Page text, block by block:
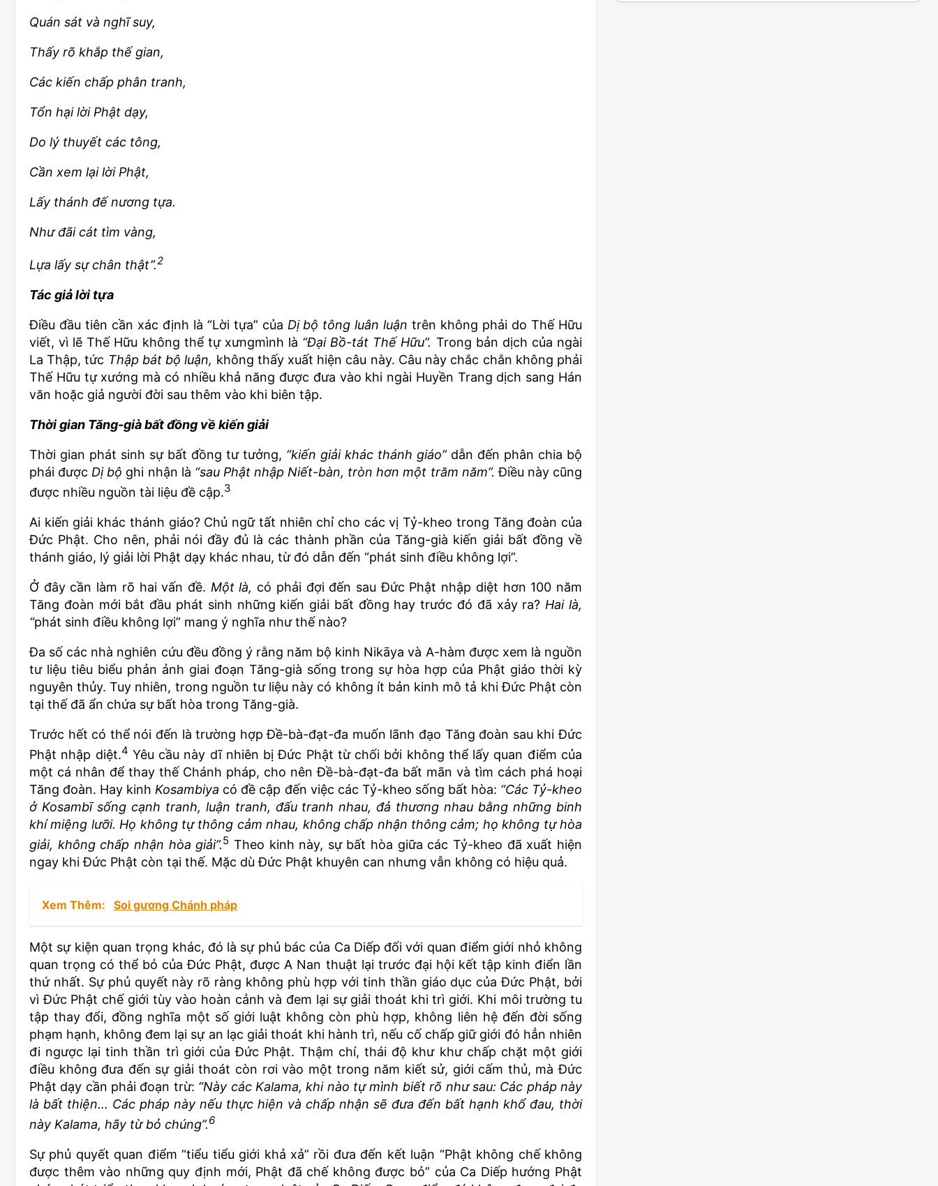
Quán sát và nghĩ suy,
Thấy rõ khắp thế gian,
Các kiến chấp phân tranh,
Tổn hại lời Phật dạy,
Do lý thuyết các tông,
Cần xem lại lời Phật,
Lấy thánh đế nương tựa.
Như đãi cát tìm vàng,
Lựa lấy sự chân thật”.2
Tác giả lời tựa
Điều đầu tiên cần xác định là “Lời tựa” của Dị bộ tông luân luận trên không phải do Thế Hữu
viết, vì lẽ Thế Hữu không thể tự xưngmình là “Đại Bồ-tát Thế Hữu”. Trong bản dịch của ngài
La Thập, tức Thập bát bộ luận, không thấy xuất hiện câu này. Câu này chắc chắn không phải
Thế Hữu tự xướng mà có nhiều khả năng được đưa vào khi ngài Huyền Trang dịch sang Hán
văn hoặc giả người đời sau thêm vào khi biên tập.
Thời gian Tăng-già bất đồng về kiến giải
Thời gian phát sinh sự bất đồng tư tưởng, “kiến giải khác thánh giáo”dẫn đến phân chia bộ
phái được Dị bộ ghi nhận là “sau Phật nhập Niết-bàn, tròn hơn một trăm năm”.Điều này cũng
được nhiều nguồn tài liệu đề cập.3
Ai kiến giải khác thánh giáo? Chủ ngữ tất nhiên chỉ cho các vị Tỷ-kheo trong Tăng đoàn của
Đức Phật. Cho nên, phải nói đầy đủ là các thành phần của Tăng-già kiến giải bất đồng về
thánh giáo, lý giải lời Phật dạy khác nhau, từ đó dẫn đến “phát sinh điều không lợi”.
Ở đây cần làm rõ hai vấn đề. Một là, có phải đợi đến sau Đức Phật nhập diệt hơn 100 năm
Tăng đoàn mới bắt đầu phát sinh những kiến giải bất đồng hay trước đó đã xảy ra? Hai là,
“phát sinh điều không lợi” mang ý nghĩa như thế nào?
Đa số các nhà nghiên cứu đều đồng ý rằng năm bộ kinh Nikāya và A-hàm được xem là nguồn
tư liệu tiêu biểu phản ảnh giai đoạn Tăng-già sống trong sự hòa hợp của Phật giáo thời kỳ
nguyên thủy. Tuy nhiên, trong nguồn tư liệu này có không ít bản kinh mô tả khi Đức Phật còn
tại thế đã ẩn chứa sự bất hòa trong Tăng-già.
Trước hết có thể nói đến là trường hợp Đề-bà-đạt-đa muốn lãnh đạo Tăng đoàn sau khi Đức
Phật nhập diệt.4 Yêu cầu này dĩ nhiên bị Đức Phật từ chối bởi không thể lấy quan điểm của
một cá nhân để thay thế Chánh pháp, cho nên Đề-bà-đạt-đa bất mãn và tìm cách phá hoại
Tăng đoàn. Hay kinh Kosambiya có đề cập đến việc các Tỷ-kheo sống bất hòa: “Các Tỷ-kheo
ở Kosambī sống cạnh tranh, luận tranh, đấu tranh nhau, đả thương nhau bằng những binh
khí miệng lưỡi. Họ không tự thông cảm nhau, không chấp nhận thông cảm; họ không tự hòa
giải, không chấp nhận hòa giải”.5 Theo kinh này, sự bất hòa giữa các Tỷ-kheo đã xuất hiện
ngay khi Đức Phật còn tại thế. Mặc dù Đức Phật khuyên can nhưng vẫn không có hiệu quả.
Xem Thêm: Soi gương Chánh pháp
Một sự kiện quan trọng khác, đó là sự phủ bác của Ca Diếp đối với quan điểm giới nhỏ không
quan trọng có thể bỏ của Đức Phật, được A Nan thuật lại trước đại hội kết tập kinh điển lần
thứ nhất. Sự phủ quyết này rõ ràng không phù hợp với tinh thần giáo dục của Đức Phật, bởi
vì Đức Phật chế giới tùy vào hoàn cảnh và đem lại sự giải thoát khi trì giới. Khi môi trường tu
tập thay đổi, đồng nghĩa một số giới luật không còn phù hợp, không liên hệ đến đời sống
phạm hạnh, không đem lại sự an lạc giải thoát khi hành trì, nếu cố chấp giữ giới đó hẳn nhiên
đi ngược lại tinh thần trì giới của Đức Phật. Thậm chí, thái độ khư khư chấp chặt một giới
điều không đưa đến sự giải thoát còn rơi vào một trong năm kiết sử, giới cấm thủ, mà Đức
Phật dạy cần phải đoạn trừ: “Này các Kalama, khi nào tự mình biết rõ như sau: Các pháp này
là bất thiện… Các pháp này nếu thực hiện và chấp nhận sẽ đưa đến bất hạnh khổ đau, thời
này Kalama, hãy từ bỏ chúng”.6
Sự phủ quyết quan điểm “tiểu tiểu giới khả xả” rồi đưa đến kết luận “Phật không chế không
được thêm vào những quy định mới, Phật đã chế không được bỏ” của Ca Diếp hướng Phật